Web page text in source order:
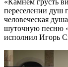
переселении душ
человеческая
шуточную песню
исполнил Игорь